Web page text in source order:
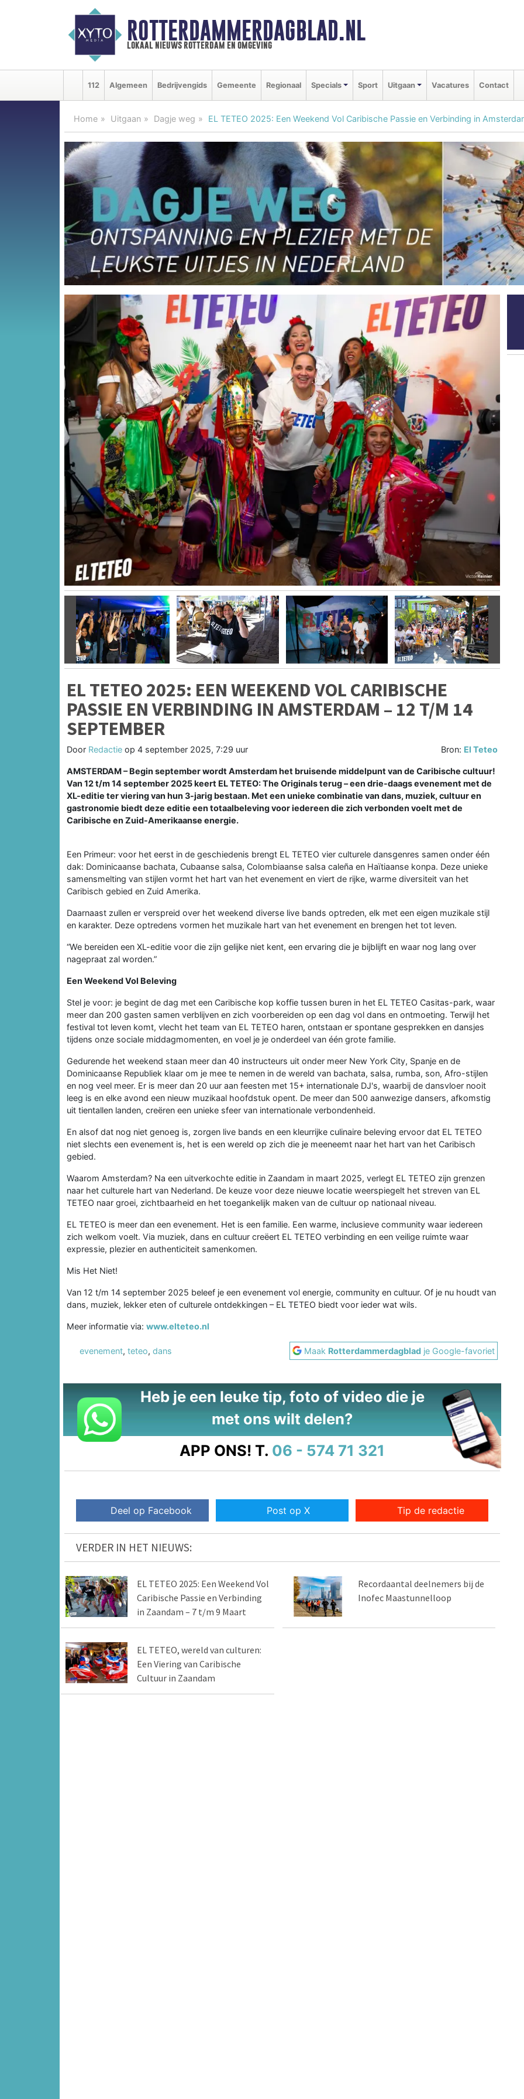
ROTTERDAMMERDAGBLAD.NL
lokaal nieuws rotterdam en omgeving
112 Algemeen Bedrijvengids Gemeente Regionaal Specials Sport Uitgaan Vacatures Contact
Home Uitgaan Dagje weg EL TETEO 2025: Een Weekend Vol Caribische Passie en Verbinding in
Vorige
EL TETEO 2025: EEN WEEKEND VOL CARIBISCHE
PASSIE EN VERBINDING IN AMSTERDAM – 12 T/M 14
SEPTEMBER
Door Redactie op 4 september 2025, 7:29 uur Bron: El Teteo
AMSTERDAM – Begin september wordt Amsterdam het bruisende middelpunt van de Caribische cultuur!
Van 12 t/m 14 september 2025 keert EL TETEO: The Originals terug – een drie-daags evenement met de
XL-editie ter viering van hun 3-jarig bestaan. Met een unieke combinatie van dans, muziek, cultuur en
gastronomie biedt deze editie een totaalbeleving voor iedereen die zich verbonden voelt met de
Caribische en Zuid-Amerikaanse energie.
Een Primeur: voor het eerst in de geschiedenis brengt EL TETEO vier culturele dansgenres samen onder één
dak: Dominicaanse bachata, Cubaanse salsa, Colombiaanse salsa caleña en Haïtiaanse konpa. Deze unieke
samensmelting van stijlen vormt het hart van het evenement en viert de rijke, warme diversiteit van het
Caribisch gebied en Zuid Amerika.
Daarnaast zullen er verspreid over het weekend diverse live bands optreden, elk met een eigen muzikale stijl
en karakter. Deze optredens vormen het muzikale hart van het evenement en brengen het tot leven.
“We bereiden een XL-editie voor die zijn gelijke niet kent, een ervaring die je bijblijft en waar nog lang over
nagepraat zal worden.”
Een Weekend Vol Beleving
Stel je voor: je begint de dag met een Caribische kop koffie tussen buren in het EL TETEO Casitas-park, waar
meer dan 200 gasten samen verblijven en zich voorbereiden op een dag vol dans en ontmoeting. Terwijl het
festival tot leven komt, vlecht het team van EL TETEO haren, ontstaan er spontane gesprekken en dansjes
tijdens onze sociale middagmomenten, en voel je je onderdeel van één grote familie.
Gedurende het weekend staan meer dan 40 instructeurs uit onder meer New York City, Spanje en de
Dominicaanse Republiek klaar om je mee te nemen in de wereld van bachata, salsa, rumba, son, Afro-stijlen
en nog veel meer. Er is meer dan 20 uur aan feesten met 15+ internationale DJ's, waarbij de dansvloer nooit
leeg is en elke avond een nieuw muzikaal hoofdstuk opent. De meer dan 500 aanwezige dansers, afkomstig
uit tientallen landen, creëren een unieke sfeer van internationale verbondenheid.
En alsof dat nog niet genoeg is, zorgen live bands en een kleurrijke culinaire beleving ervoor dat EL TETEO
niet slechts een evenement is, het is een wereld op zich die je meeneemt naar het hart van het Caribisch
gebied.
Waarom Amsterdam? Na een uitverkochte editie in Zaandam in maart 2025, verlegt EL TETEO zijn grenzen
naar het culturele hart van Nederland. De keuze voor deze nieuwe locatie weerspiegelt het streven van EL
TETEO naar groei, zichtbaarheid en het toegankelijk maken van de cultuur op nationaal niveau.
EL TETEO is meer dan een evenement. Het is een familie. Een warme, inclusieve community waar iedereen
zich welkom voelt. Via muziek, dans en cultuur creëert EL TETEO verbinding en een veilige ruimte waar
expressie, plezier en authenticiteit samenkomen.
Mis Het Niet!
Van 12 t/m 14 september 2025 beleef je een evenement vol energie, community en cultuur. Of je nu houdt van
dans, muziek, lekker eten of culturele ontdekkingen – EL TETEO biedt voor ieder wat wils.
Meer informatie via: www.elteteo.nl
evenement, teteo, dans Maak Rotterdammerdagblad je Google-favoriet
Heb je een leuke tip, foto of video die je
met ons wilt delen?
APP ONS! T. 06 - 574 71 321
Deel op Facebook Post op X Tip de redactie
VERDER IN HET NIEUWS:
EL TETEO 2025: Een Weekend Vol
Caribische Passie en Verbinding
in Zaandam – 7 t/m 9 Maart
Recordaantal deelnemers bij de
Inofec Maastunnelloop
EL TETEO, wereld van culturen:
Een Viering van Caribische
Cultuur in Zaandam